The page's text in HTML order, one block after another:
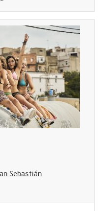
Sebastián